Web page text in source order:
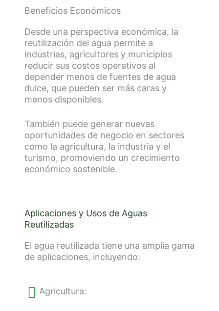
Beneficios Económicos
Desde una perspectiva económica, la
reutilización del agua permite a
industrias, agricultores y municipios
reducir sus costos operativos al
depender menos de fuentes de agua
dulce, que pueden ser más caras y
menos disponibles.
También puede generar nuevas
oportunidades de negocio en sectores
como la agricultura, la industria y el
turismo, promoviendo un crecimiento
económico sostenible.
Aplicaciones y Usos de Aguas
Reutilizadas
El agua reutilizada tiene una amplia gama
de aplicaciones, incluyendo:
Agricultura: